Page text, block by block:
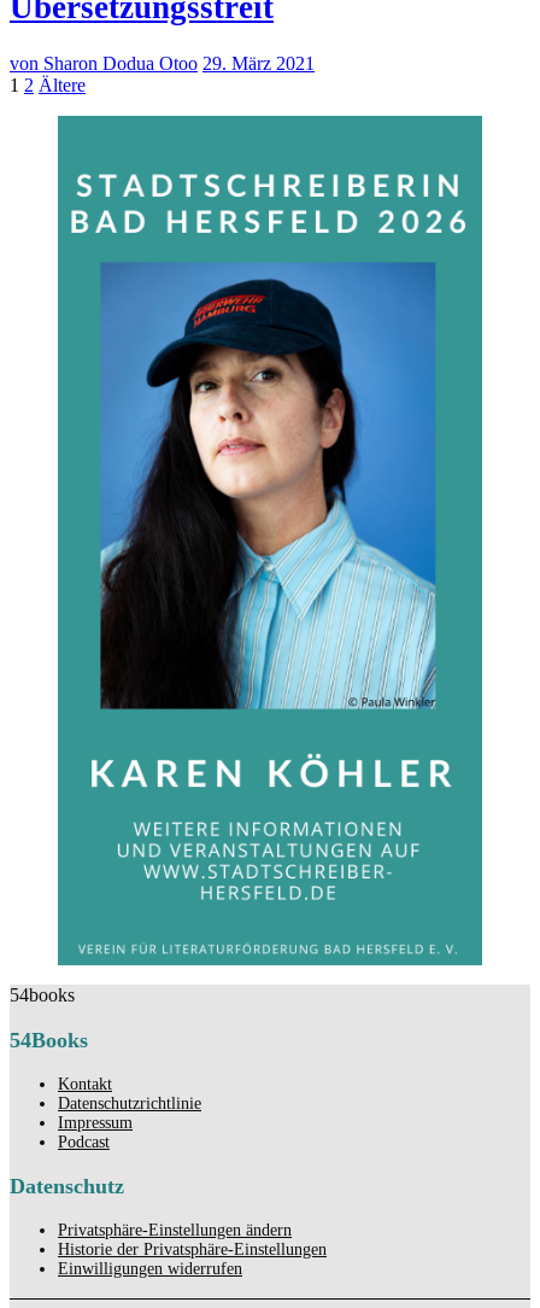
von Sharon Dodua Otoo 29. März 2021
Seitennummerierung
Seite
1 Seite
2 ÄltereÄltere
54books
54Books
Kontakt
Datenschutzrichtlinie
Impressum
Podcast
Datenschutz
Privatsphäre-Einstellungen ändern
Historie der Privatsphäre-Einstellungen
Einwilligungen widerrufen